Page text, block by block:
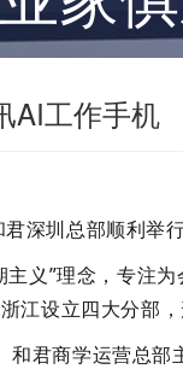
AI工作手机
深圳总部顺利举行
义”理念，专注
江设立四大分部
和君商学运营总部